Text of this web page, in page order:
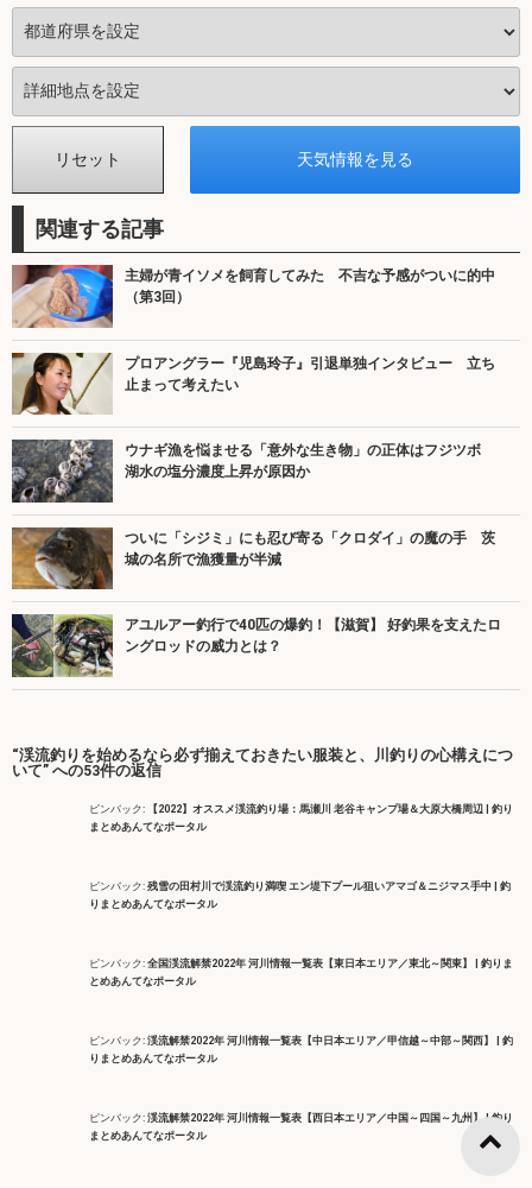
関連する記事
主婦が青イソメを飼育してみた 不吉な予感がついに的中
（第3回）
プロアングラー『児島玲子』引退単独インタビュー 立ち
止まって考えたい
ウナギ漁を悩ませる「意外な生き物」の正体はフジツボ
湖水の塩分濃度上昇が原因か
ついに「シジミ」にも忍び寄る「クロダイ」の魔の手 茨
城の名所で漁獲量が半減
アユルアー釣行で40匹の爆釣！【滋賀】 好釣果を支えたロ
ングロッドの威力とは？
“渓流釣りを始めるなら必ず揃えておきたい服装と、川釣りの心構えにつ
いて” への53件の返信
ピンバック:
【2022】オススメ渓流釣り場：馬瀬川 老谷キャンプ場＆大原大橋周辺 | 釣り
まとめあんてなポータル
ピンバック: 残雪の田村川で渓流釣り満喫 エン堤下プール狙いアマゴ＆ニジマス手中 | 釣
りまとめあんてなポータル
ピンバック: 全国渓流解禁2022年 河川情報一覧表【東日本エリア／東北～関東】 | 釣りま
とめあんてなポータル
ピンバック: 渓流解禁2022年 河川情報一覧表【中日本エリア／甲信越～中部～関西】 | 釣
りまとめあんてなポータル
ピンバック: 渓流解禁2022年 河川情報一覧表【西日本エリア／中国～四国～九州】 | 釣り
まとめあんてなポータル